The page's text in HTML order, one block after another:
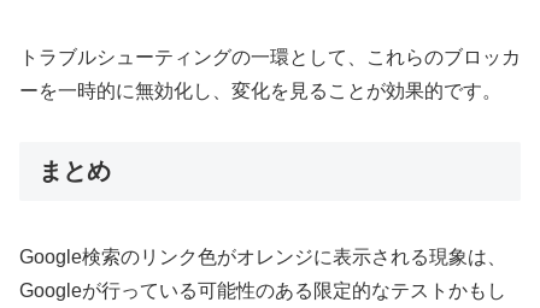
トラブルシューティングの一環として、これらのブロッカ
ーを一時的に無効化し、変化を見ることが効果的です。
まとめ
Google検索のリンク色がオレンジに表示される現象は、
Googleが行っている可能性のある限定的なテストかもし